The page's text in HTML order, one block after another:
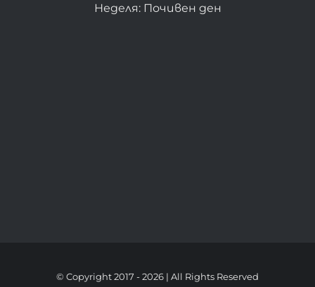
Неделя: Почивен ден
© Copyright 2017 -2026 | All Rights Reserved